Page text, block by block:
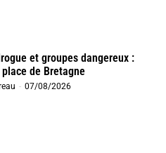
et groupes dangereux :
place de Bretagne
- 07/08/2026